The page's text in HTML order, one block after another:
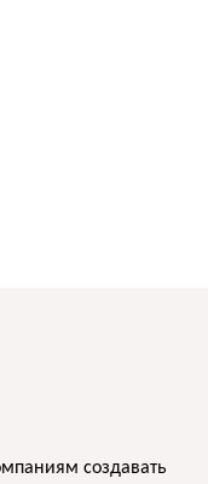
создавать